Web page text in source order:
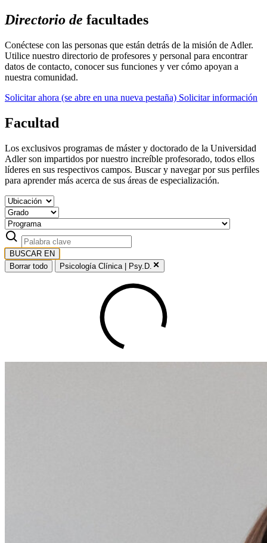
Directorio de facultades
Conéctese con las personas que están detrás de la misión de Adler.
Utilice nuestro directorio de profesores y personal para encontrar
datos de contacto, conocer sus funciones y ver cómo apoyan a
nuestra comunidad.
Solicitar ahora (se abre en una nueva pestaña) Solicitar información
Facultad
Los exclusivos programas de máster y doctorado de la Universidad
Adler son impartidos por nuestro increíble profesorado, todos ellos
líderes en sus respectivos campos. Buscar y navegar por sus perfiles
para aprender más acerca de sus áreas de especialización.
BUSCAR EN
Borrar todo
Psicología Clínica | Psy.D.